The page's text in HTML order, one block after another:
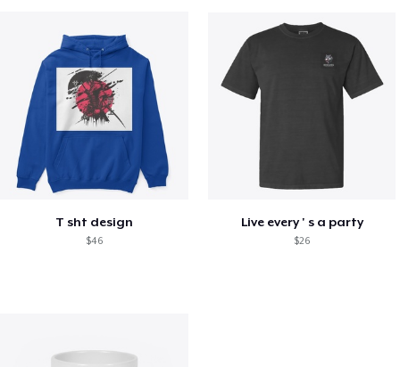
T sht design
$46
Live every ' s a party
$26